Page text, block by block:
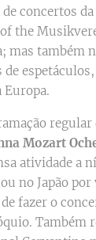
concertos
the
mas também
de
Europa.
Mozart
atividade a
no Japão por
fazer o
Também